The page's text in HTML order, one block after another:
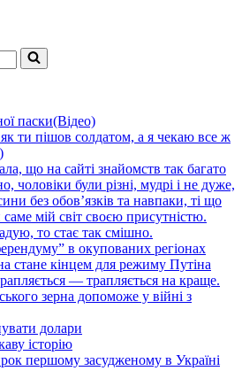
паски(Відео)
ти пішов солдатом, а я чекаю все ж
що на сайті знайомств так багато
чоловіки були різні, мудрі і не дуже,
без обов’язків та навпаки, ті що
мій світ своєю присутністю.
то стає так смішно.
в окупованих регіонах
стане кінцем для режиму Путіна
— трапляється на краще.
зерна допоможе у війні з
долари
історію
першому засудженому в Україні